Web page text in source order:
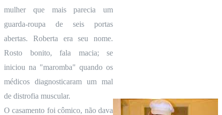
mulher que mais parecia um
guarda-roupa de seis portas
abertas. Roberta era seu nome.
Rosto bonito, fala macia; se
iniciou na "maromba" quando os
médicos diagnosticaram um mal
de distrofia muscular.
O casamento foi cômico, não dava